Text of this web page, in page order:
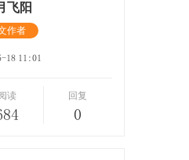
飞阳
作者
18 11:01
读 回复
0